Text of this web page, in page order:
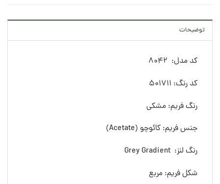
توضیحات
کد مدل: 8042
کد رنگ: 501711
رنگ فريم: مشکی
جنس فريم: کائوچو (Acetate)
رنگ لنز: Grey Gradient
شکل فريم: مربع